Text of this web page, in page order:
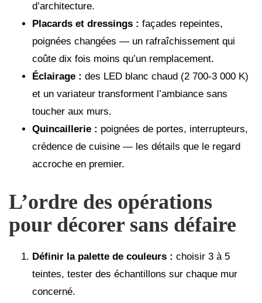
d’architecture.
Placards et dressings : façades repeintes,
poignées changées — un rafraîchissement qui
coûte dix fois moins qu’un remplacement.
Éclairage : des LED blanc chaud (2 700-3 000 K)
et un variateur transforment l’ambiance sans
toucher aux murs.
Quincaillerie : poignées de portes, interrupteurs,
crédence de cuisine — les détails que le regard
accroche en premier.
L’ordre des opérations
pour décorer sans défaire
Définir la palette de couleurs : choisir 3 à 5
teintes, tester des échantillons sur chaque mur
concerné.